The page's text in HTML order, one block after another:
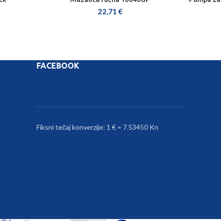
22,71 €
FACEBOOK
Fiksni tečaj konverzije: 1 € = 7.53450 Kn